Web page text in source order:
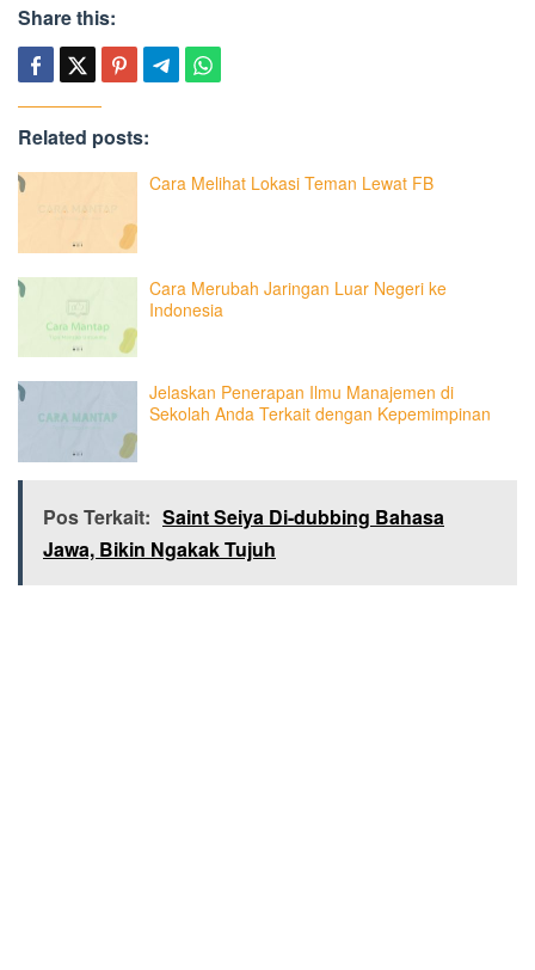
Share this:
Related posts:
Cara Melihat Lokasi Teman Lewat FB
Cara Merubah Jaringan Luar Negeri ke
Indonesia
Jelaskan Penerapan Ilmu Manajemen di
Sekolah Anda Terkait dengan Kepemimpinan
Pos Terkait: Saint Seiya Di-dubbing Bahasa
Jawa, Bikin Ngakak Tujuh